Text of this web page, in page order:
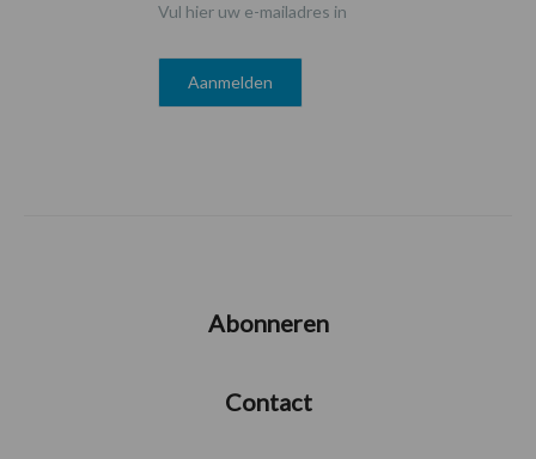
Vul hier uw e-mailadres in
Abonneren
Contact